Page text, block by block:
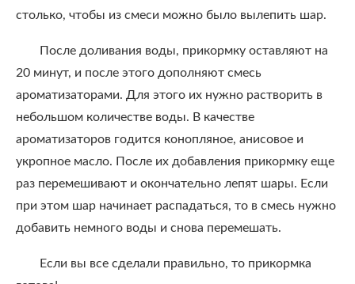
столько, чтобы из смеси можно было вылепить шар.
После доливания воды, прикормку оставляют на
20 минут, и после этого дополняют смесь
ароматизаторами. Для этого их нужно растворить в
небольшом количестве воды. В качестве
ароматизаторов годится конопляное, анисовое и
укропное масло. После их добавления прикормку еще
раз перемешивают и окончательно лепят шары. Если
при этом шар начинает распадаться, то в смесь нужно
добавить немного воды и снова перемешать.
Если вы все сделали правильно, то прикормка